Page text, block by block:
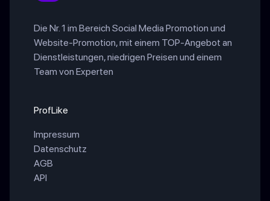
Die Nr. 1 im Bereich Social Media Promotion und
Website-Promotion, mit einem TOP-Angebot an
Dienstleistungen, niedrigen Preisen und einem
Team von Experten
ProfLike
Impressum
Datenschutz
AGB
API